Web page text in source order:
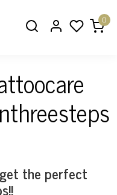
0
get the perfect